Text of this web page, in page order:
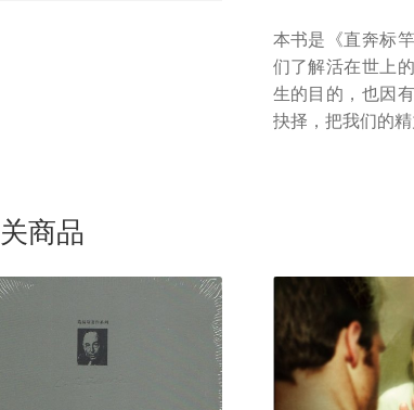
本书是《直奔标
们了解活在世上
生的目的，也因
抉择，把我们的
商品